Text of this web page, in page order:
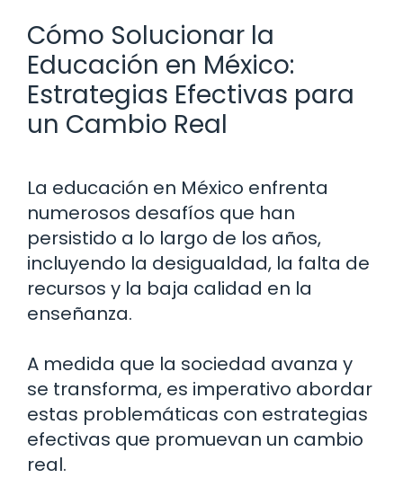
Cómo Solucionar la
Educación en México:
Estrategias Efectivas para
un Cambio Real
La educación en México enfrenta
numerosos desafíos que han
persistido a lo largo de los años,
incluyendo la desigualdad, la falta de
recursos y la baja calidad en la
enseñanza.
A medida que la sociedad avanza y
se transforma, es imperativo abordar
estas problemáticas con estrategias
efectivas que promuevan un cambio
real.